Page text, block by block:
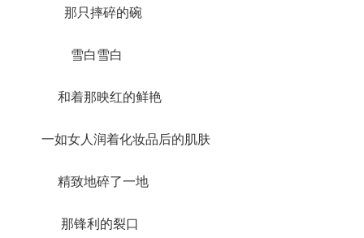
那只摔碎的碗
雪白雪白
和着那映红的鲜艳
一如女人润着化妆品后的肌肤
精致地碎了一地
那锋利的裂口